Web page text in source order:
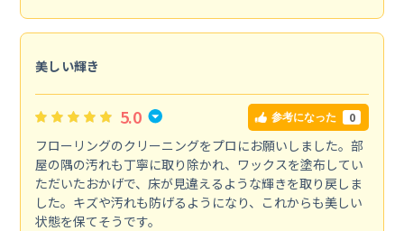
美しい輝き
5.0 参考になった 0
フローリングのクリーニングをプロにお願いしました。部
屋の隅の汚れも丁寧に取り除かれ、ワックスを塗布してい
ただいたおかげで、床が見違えるような輝きを取り戻しま
した。キズや汚れも防げるようになり、これからも美しい
状態を保てそうです。